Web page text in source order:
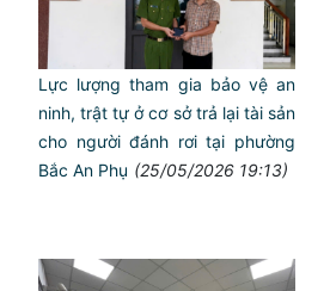
Lực lượng tham gia bảo vệ an
ninh, trật tự ở cơ sở trả lại tài sản
cho người đánh rơi tại phường
Bắc An Phụ (25/05/2026 19:13)